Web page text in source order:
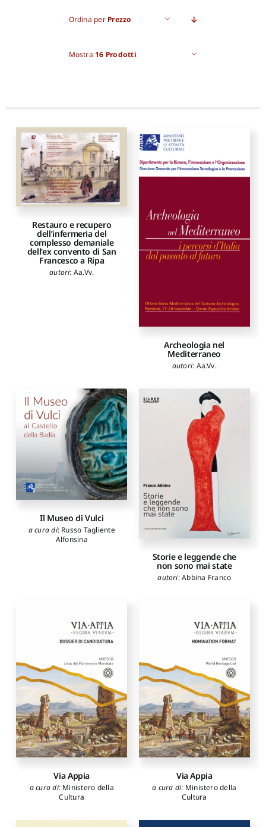
Ordina per Prezzo
Mostra 16 Prodotti
Restauro e recupero
dell’infermeria del
complesso demaniale
dell’ex convento di San
Francesco a Ripa
autori: Aa.Vv.
Archeologia nel
Mediterraneo
autori: Aa.Vv.
Il Museo di Vulci
a cura di: Russo Tagliente
Alfonsina
Storie e leggende che
non sono mai state
autori:Abbina Franco
Via Appia
a cura di: Ministero della
Cultura
Via Appia
a cura di: Ministero della
Cultura